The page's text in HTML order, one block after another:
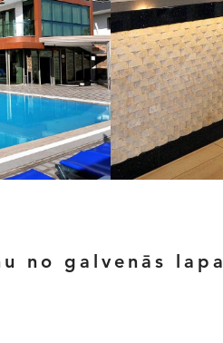
no galvenās